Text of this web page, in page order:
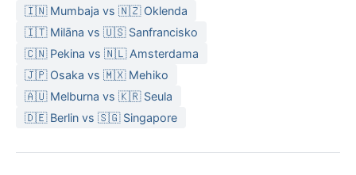
🇮🇳 Mumbaja vs 🇳🇿 Oklenda
🇮🇹 Milāna vs 🇺🇸 Sanfrancisko
🇨🇳 Pekina vs 🇳🇱 Amsterdama
🇯🇵 Osaka vs 🇲🇽 Mehiko
🇦🇺 Melburna vs 🇰🇷 Seula
🇩🇪 Berlin vs 🇸🇬 Singapore